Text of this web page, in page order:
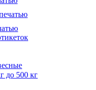
до 500 кг